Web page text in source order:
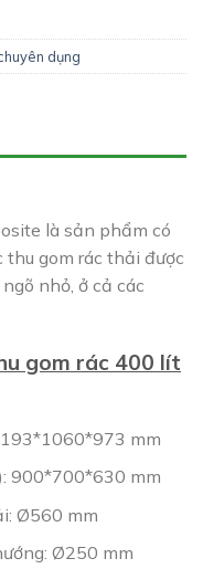
dụng
là sản phẩm có
gom rác thải được
nhỏ, ở cả các
gom rác 400 lít
mm
900*700*630 mm
Ø560 mm
Ø250 mm